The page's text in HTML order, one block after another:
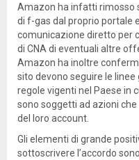
Amazon ha infatti rimosso
di f-gas dal proprio portale
comunicazione diretto per
di CNA di eventuali altre
Amazon ha inoltre
sito devono seguire le
regole vigenti nel Paese in
sono soggetti ad azioni
del loro account.
Gli elementi di grande
sottoscrivere l’accordo